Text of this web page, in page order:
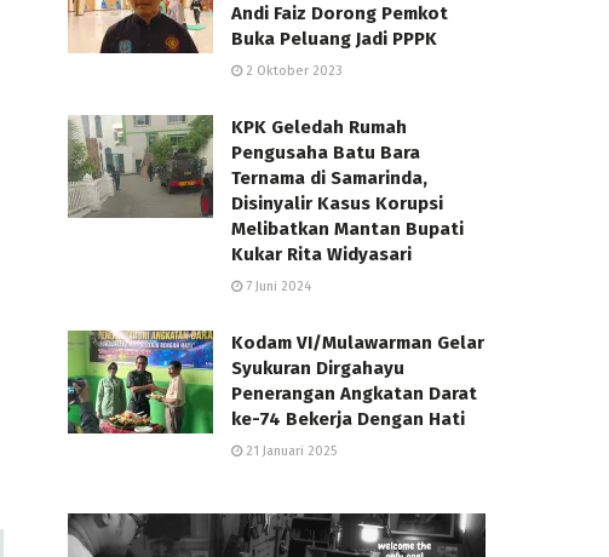
Andi Faiz Dorong Pemkot
Buka Peluang Jadi PPPK
2 Oktober 2023
KPK Geledah Rumah
Pengusaha Batu Bara
Ternama di Samarinda,
Disinyalir Kasus Korupsi
Melibatkan Mantan Bupati
Kukar Rita Widyasari
7 Juni 2024
Kodam VI/Mulawarman Gelar
Syukuran Dirgahayu
Penerangan Angkatan Darat
ke-74 Bekerja Dengan Hati
21 Januari 2025